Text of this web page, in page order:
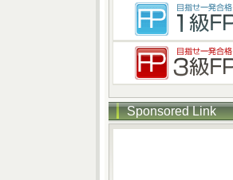
Sponsored Link